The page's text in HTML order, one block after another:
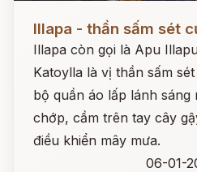
Illapa - thần sấm sét
Illapa còn gọi là Apu
Katoylla là vị thần sấm
bộ quần áo lấp lánh sáng
chớp, cầm trên tay cây
điều khiển mây mưa.
06-01-